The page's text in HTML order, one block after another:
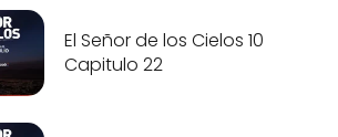
El Señor de los Cielos 10
Capitulo 22